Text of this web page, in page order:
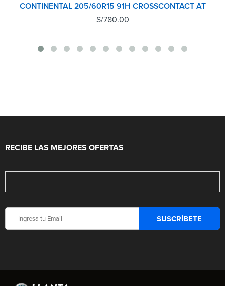
CONTINENTAL 205/60R15 91H CROSSCONTACT AT
S/780.00
RECIBE LAS MEJORES OFERTAS